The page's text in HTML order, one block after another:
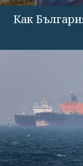
Как